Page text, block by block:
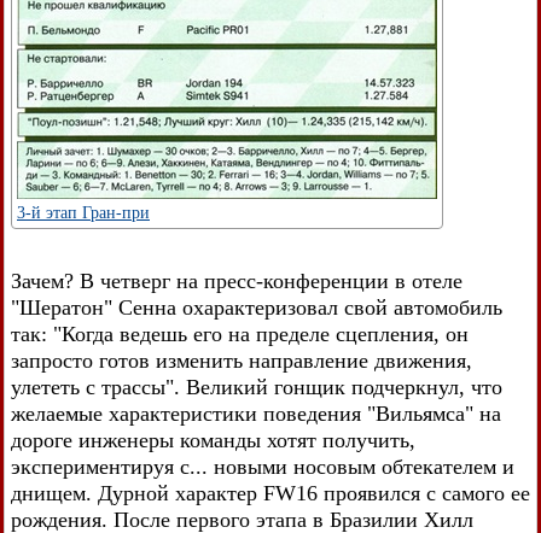
3-й этап Гран-при
Зачем? В четверг на пресс-конференции в отеле
"Шератон" Сенна охарактеризовал свой автомобиль
так: "Когда ведешь его на пределе сцепления, он
запросто готов изменить направление движения,
улететь с трассы". Великий гонщик подчеркнул, что
желаемые характеристики поведения "Вильямса" на
дороге инженеры команды хотят получить,
экспериментируя с... новыми носовым обтекателем и
днищем. Дурной характер FW16 проявился с самого ее
рождения. После первого этапа в Бразилии Хилл